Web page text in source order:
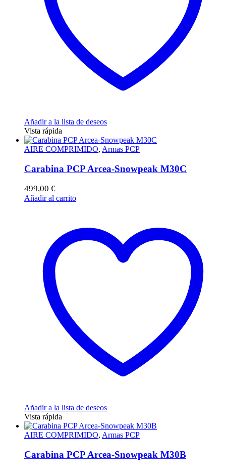
Añadir a la lista de deseos
Vista rápida
AIRE COMPRIMIDO, Armas PCP
Carabina PCP Arcea-Snowpeak M30C
499,00 €
Añadir al carrito
Añadir a la lista de deseos
Vista rápida
AIRE COMPRIMIDO, Armas PCP
Carabina PCP Arcea-Snowpeak M30B